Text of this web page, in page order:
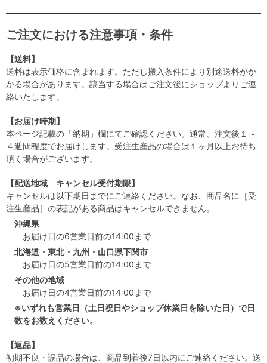
ご注文における注意事項・条件
【送料】
送料は表示価格に含まれます。ただし搬入条件により別途送料がか
かる場合があります。該当する場合はご注文後にショップよりご連
絡いたします。
【お届け時期】
本ページ記載の「納期」欄にてご確認ください。通常、注文後１～
４週間程度でお届けします。受注生産品の場合は１ヶ月以上お待ち
頂く場合がございます。
【配送地域 キャンセル受付期限】
キャンセルは以下期日までにご連絡ください。なお、商品名に［受
注生産品］の表記がある商品はキャンセルできません。
沖縄県
お届け日の6営業日前の14:00まで
北海道・東北・九州・山口県下関市
お届け日の5営業日前の14:00まで
その他の地域
お届け日の4営業日前の14:00まで
※いずれも営業日（土日祝日やショップ休業日を除いた日）で日
数をお数えください。
【返品】
初期不良・誤品の場合は、商品到着後7日以内にご連絡ください。送